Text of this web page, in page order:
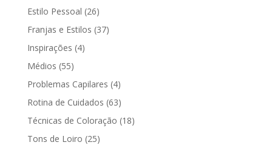
Estilo Pessoal (26)
Franjas e Estilos (37)
Inspirações (4)
Médios (55)
Problemas Capilares (4)
Rotina de Cuidados (63)
Técnicas de Coloração (18)
Tons de Loiro (25)